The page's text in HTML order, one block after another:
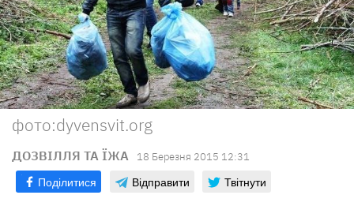
фото:dyvensvit.org
ДОЗВІЛЛЯ ТА ЇЖА 18 Березня 2015 12:31
Поділитися Відправити Твітнути